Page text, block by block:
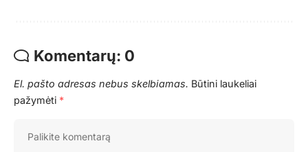
Komentarų: 0
El. pašto adresas nebus skelbiamas. Būtini laukeliai
pažymėti *